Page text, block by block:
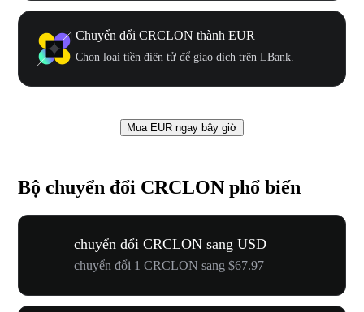
Chuyển đổi CRCLON thành EUR
Chọn loại tiền điện tử để giao dịch trên LBank.
Mua EUR ngay bây giờ
Bộ chuyển đổi CRCLON phổ biến
chuyển đổi CRCLON sang USD
chuyển đổi 1 CRCLON sang $67.97